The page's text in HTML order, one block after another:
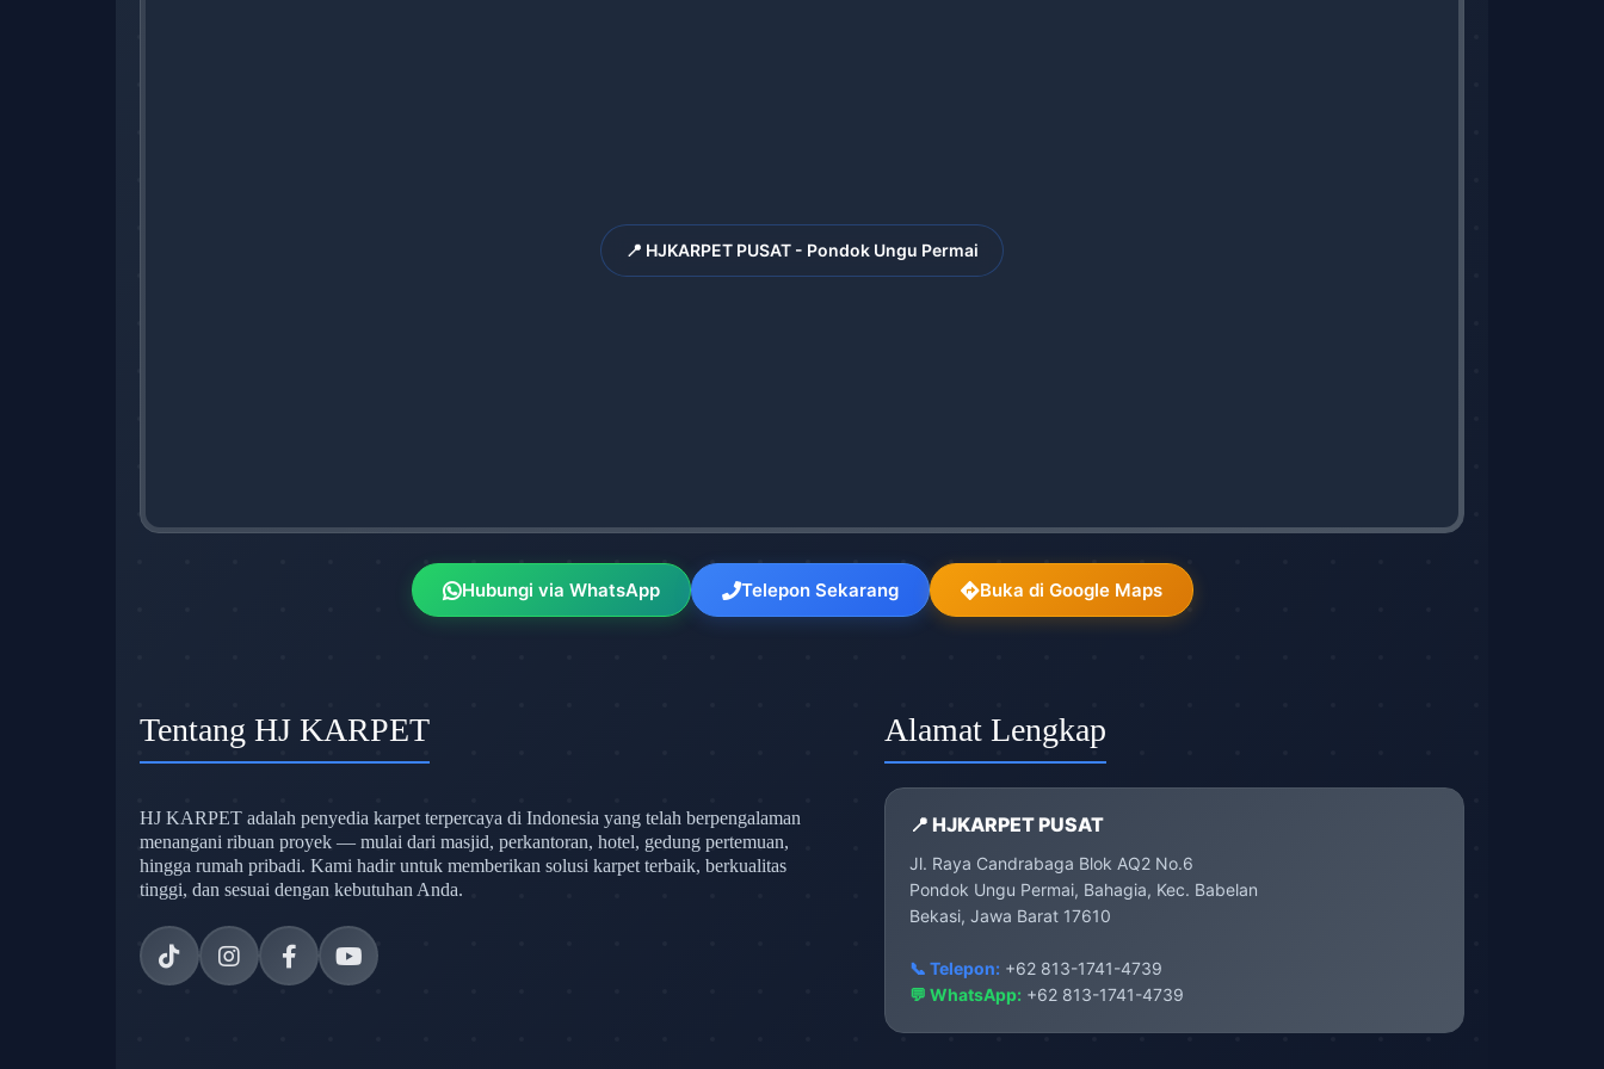
📍 HJKARPET PUSAT - Pondok Ungu Permai
Hubungi via WhatsApp Telepon Sekarang Buka di Google Maps
Tentang HJ KARPET
HJ KARPET adalah penyedia karpet terpercaya di Indonesia yang telah berpengalaman
menangani ribuan proyek — mulai dari masjid, perkantoran, hotel, gedung pertemuan,
hingga rumah pribadi. Kami hadir untuk memberikan solusi karpet terbaik, berkualitas
tinggi, dan sesuai dengan kebutuhan Anda.
Alamat Lengkap
📍 HJKARPET PUSAT
Jl. Raya Candrabaga Blok AQ2 No.6
Pondok Ungu Permai, Bahagia, Kec. Babelan
Bekasi, Jawa Barat 17610
📞 Telepon:+62 813-1741-4739
💬 WhatsApp: +62 813-1741-4739